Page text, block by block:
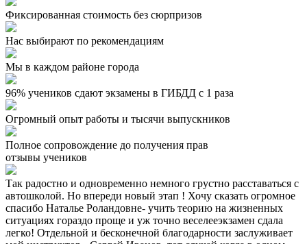
Фиксированная стоимость без сюрпризов
Нас выбирают по рекомендациям
Мы в каждом районе города
96% учеников сдают экзамены в ГИБДД с 1 раза
Огромный опыт работы и тысячи выпускников
Полное сопровождение до получения прав
отзывы учеников
Так радостно и одновременно немного грустно расставаться с
автошколой. Но впереди новый этап ! Хочу сказать огромное
спасибо Наталье Роландовне- учить теорию на жизненных
ситуациях гораздо проще и уж точно веселееэкзамен сдала
легко! Отдельной и бесконечной благодарности заслуживает